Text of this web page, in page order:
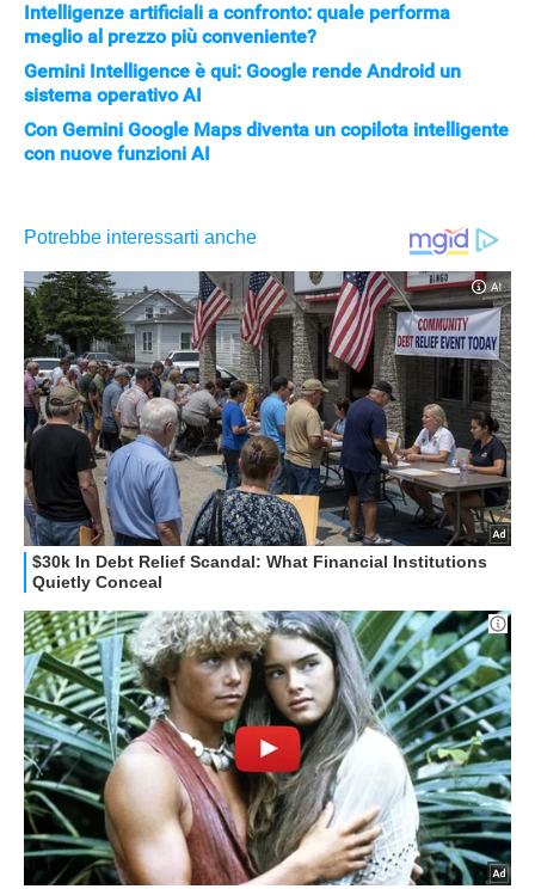
APPLE
Intelligenze artificiali a confronto: quale performa
meglio al prezzo più conveniente?
Gemini Intelligence è qui: Google rende Android un
sistema operativo AI
Con Gemini Google Maps diventa un copilota intelligente
con nuove funzioni AI